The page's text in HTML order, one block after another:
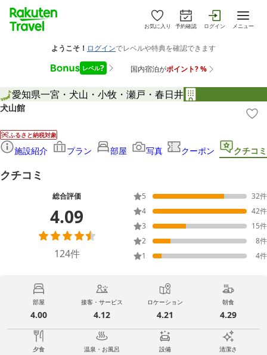
お気に入り 予約確認 ログイン メニュー
愛知県一宮・犬山・小牧・瀬戸・春日井
犬山館
ふるさと納税対象
施設紹介 プラン 部屋 写真 クーポン クチコミ
クチコミ
総合評価
4.09
124件
5 32件
4
42件
3
15件
2
8件
1
4件
部屋
4.00
接客・サービス
4.12
ロケーション
4.21
朝食
4.29
夕食 温泉・お風呂 設備 清潔さ